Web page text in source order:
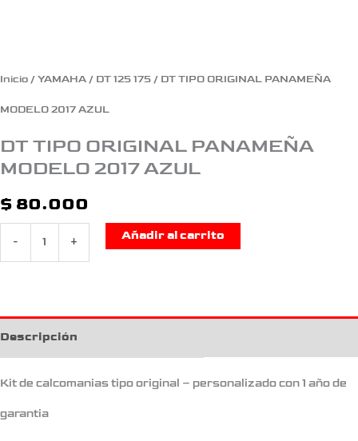
Inicio / YAMAHA / DT 125 175 / DT TIPO ORIGINAL PANAMEÑA
MODELO 2017 AZUL
DT TIPO ORIGINAL PANAMEÑA
MODELO 2017 AZUL
$ 80.000
- +
Añadir al carrito
Descripción
Kit de calcomanias tipo original – personalizado con 1 año de
garantia